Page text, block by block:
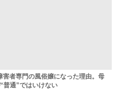
害者専門の風俗嬢になった理由。母
普通”ではいけない